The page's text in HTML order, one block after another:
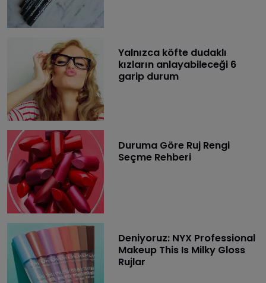
Yalnızca köfte dudaklı
kızların anlayabileceği 6
garip durum
Duruma Göre Ruj Rengi
Seçme Rehberi
Deniyoruz: NYX Professional
Makeup This Is Milky Gloss
Rujlar